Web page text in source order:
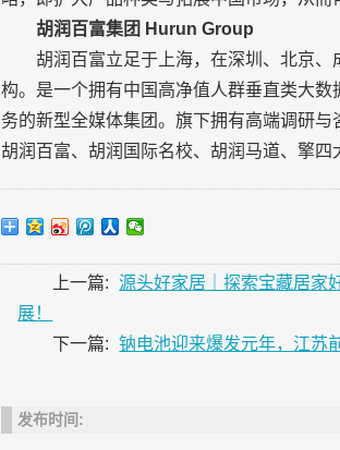
胡润百富集团 Hurun Group
胡润百富立足于上海，在深圳、北京
构。是一个拥有中国高净值人群垂直类大
务的新型全媒体集团。旗下拥有高端调研
胡润百富、胡润国际名校、胡润马道、擎四
上一篇:
源头好家居｜探索宝藏居家
展！
下一篇:
钠电池迎来爆发元年，江苏
发布时间: